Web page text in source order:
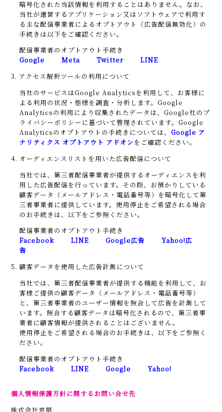
暗号化された当該情報を利用することはありません。なお、
当社が運営するアプリケーション又はソフトウェアで利用す
る主な配信事業者によるオプトアウト（広告配信無効化）の
手続きは以下をご確認ください。
配信事業者のオプトアウト手続き
Google
Meta Twitter
LINE
3. アクセス解析ツールの利用について
当社のサービスはGoogle Analyticsを利用して、お客様に
よる利用の状況・態様を調査・分析します。Google
Analyticsの利用により収集されたデータは、Google社のプ
ライバシーポリシーに基づいて管理されています。Google
Analyticsのオプトアウトの手続きについては、Google ア
ナリティクス オプトアウト アドオンをご確認ください。
4. オーディエンスリストを用いた広告配信について
当社では、第三者配信事業者が提供するオーディエンスを利
用した広告配信を行っています。その際、お預かりしている
顧客データ（メールアドレス・電話番号等）を暗号化して第
三者事業者に提供しています。使用停止をご希望される場合
のお手続きは、以下をご参照ください。
配信事業者のオプトアウト手続き
Facebook
LINE Google広告
Yahoo!広
告
5. 顧客データを使用した広告計測について
当社では、第三者配信事業者が提供する機能を利用して、お
客様ご提供の顧客データ（メールアドレス・電話番号等）
と、第三者事業者のユーザー情報を照合して広告を計測して
います。照合する顧客データは暗号化されるので、第三者事
業者に顧客情報が提供されることはございません。
使用停止をご希望される場合のお手続きは、以下をご参照く
ださい。
配信事業者のオプトアウト手続き
Facebook
LINE Google Yahoo!
個人情報保護方針に関するお問い合せ先
株式会社京扇